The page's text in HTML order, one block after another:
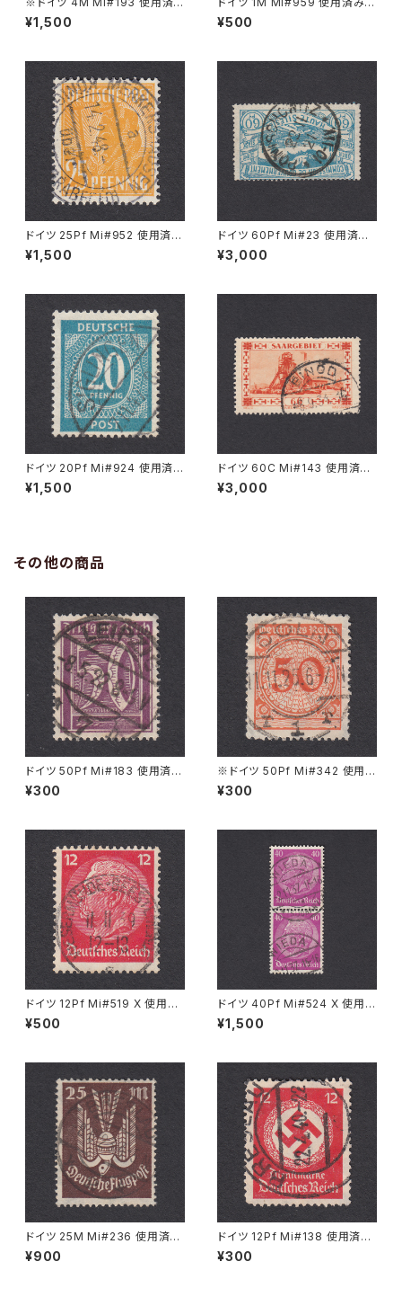
み切手｜VARREL 30.11.1922
¥1,500
手｜STENDAL 11.8.1947
¥500
ドイツ 25Pf Mi#952 使用済み
切手｜MERKERSHAUSEN 14.
2.1948
¥1,500
ドイツ 60Pf Mi#23 使用済み
切手｜PONISCHOWITZ 22.1
1.1921
¥3,000
ドイツ 20Pf Mi#924 使用済み
切手｜SIGLINGEN 7.11.1947
¥1,500
ドイツ 60C Mi#143 使用済み
切手｜EINÖD 8.9.1934
¥3,000
その他の商品
ドイツ 50Pf Mi#183 使用済み
切手｜LEIPZIG 8.5.1922
¥300
※ドイツ 50Pf Mi#342 使用済
み切手｜CÖLN 11.11.1925
¥300
ドイツ 12Pf Mi#519 X 使用済
み切手｜WESERMÜNDE-GE
ESTEMÜNDE 11.11.1939
¥500
ドイツ 40Pf Mi#524 X 使用済
み切手｜WIEDA 2.11.1937
¥1,500
ドイツ 25M Mi#236 使用済み
切手｜BRESLAU 8.6.1923
¥900
ドイツ 12Pf Mi#138 使用済み
切手｜BRESLAU 22.4.1940
¥300